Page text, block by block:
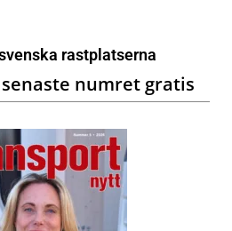
rastplatserna
numret gratis